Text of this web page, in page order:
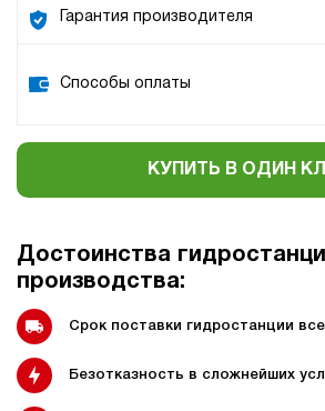
Гарантия производителя
Способы оплаты
КУПИТЬ В ОДИН
Достоинства
производства:
Срок поставки гидростанции
Безотказность в сложнейших